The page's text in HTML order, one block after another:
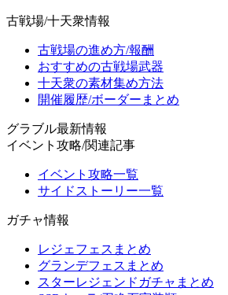
古戦場/十天衆情報
古戦場の進め方/報酬
おすすめの古戦場武器
十天衆の素材集め方法
開催履歴/ボーダーまとめ
グラブル最新情報
イベント攻略/関連記事
イベント攻略一覧
サイドストーリー一覧
ガチャ情報
レジェフェスまとめ
グランデフェスまとめ
スターレジェンドガチャまとめ